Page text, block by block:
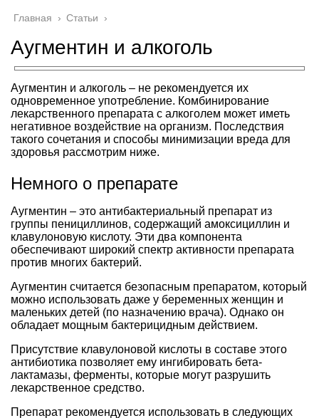
Главная › Статьи ›
Аугментин и алкоголь
Аугментин и алкоголь – не рекомендуется их
одновременное употребление. Комбинирование
лекарственного препарата с алкоголем может иметь
негативное воздействие на организм. Последствия
такого сочетания и способы минимизации вреда для
здоровья рассмотрим ниже.
Немного о препарате
Аугментин – это антибактериальный препарат из
группы пенициллинов, содержащий амоксициллин и
клавулоновую кислоту. Эти два компонента
обеспечивают широкий спектр активности препарата
против многих бактерий.
Аугментин считается безопасным препаратом, который
можно использовать даже у беременных женщин и
маленьких детей (по назначению врача). Однако он
обладает мощным бактерицидным действием.
Присутствие клавулоновой кислоты в составе этого
антибиотика позволяет ему ингибировать бета-
лактамазы, ферменты, которые могут разрушить
лекарственное средство.
Препарат рекомендуется использовать в следующих